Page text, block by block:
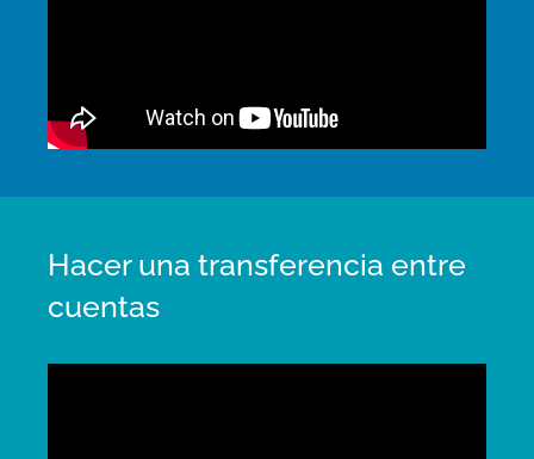
Hacer una transferencia entre
cuentas